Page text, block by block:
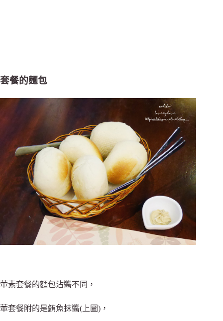
套餐的麵包
葷素套餐的麵包沾醬不同，
葷套餐附的是鮪魚抹醬(上圖)，